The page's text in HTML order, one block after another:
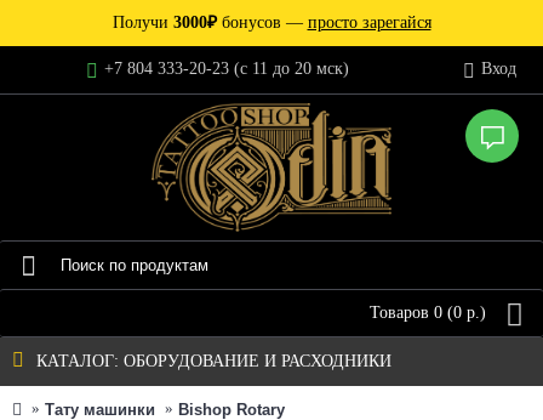
Получи 3000₽бонусов — просто зарегайся
+7 804 333-20-23 (c 11 до 20 мск) Вход
Товаров 0 (0 р.)
КАТАЛОГ: ОБОРУДОВАНИЕ И РАСХОДНИКИ
Тату машинки Bishop Rotary